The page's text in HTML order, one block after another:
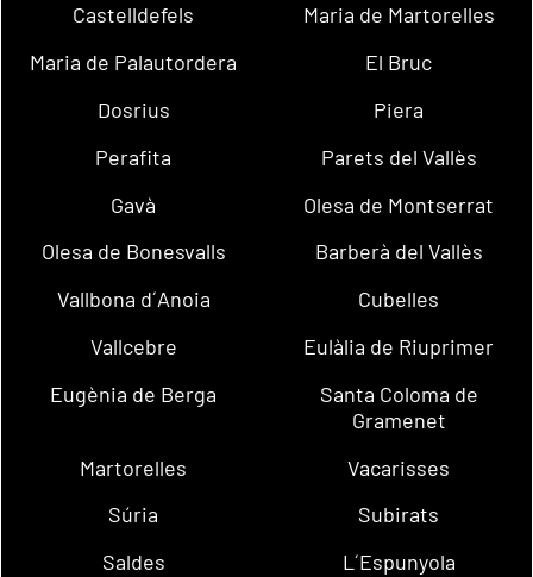
Castelldefels
Maria de Martorelles
Maria de Palautordera
El Bruc
Dosrius
Piera
Perafita
Parets del Vallès
Gavà
Olesa de Montserrat
Olesa de Bonesvalls
Barberà del Vallès
Vallbona d´Anoia
Cubelles
Vallcebre
Eulàlia de Riuprimer
Eugènia de Berga
Santa Coloma de
Gramenet
Martorelles
Vacarisses
Súria
Subirats
Saldes
L´Espunyola